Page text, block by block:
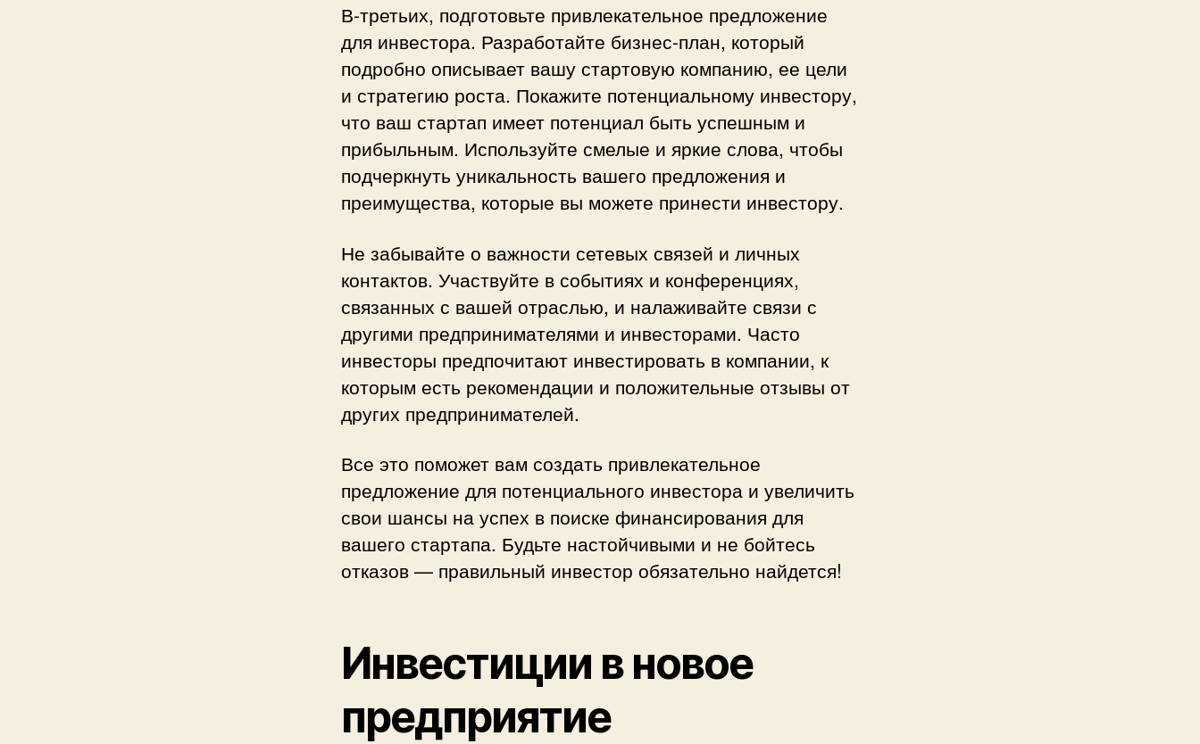
В-третьих, подготовьте привлекательное предложение
для инвестора. Разработайте бизнес-план, который
подробно описывает вашу стартовую компанию, ее цели
и стратегию роста. Покажите потенциальному инвестору,
что ваш стартап имеет потенциал быть успешным и
прибыльным. Используйте смелые и яркие слова, чтобы
подчеркнуть уникальность вашего предложения и
преимущества, которые вы можете принести инвестору.
Не забывайте о важности сетевых связей и личных
контактов. Участвуйте в событиях и конференциях,
связанных с вашей отраслью, и налаживайте связи с
другими предпринимателями и инвесторами. Часто
инвесторы предпочитают инвестировать в компании, к
которым есть рекомендации и положительные отзывы от
других предпринимателей.
Все это поможет вам создать привлекательное
предложение для потенциального инвестора и увеличить
свои шансы на успех в поиске финансирования для
вашего стартапа. Будьте настойчивыми и не бойтесь
отказов — правильный инвестор обязательно найдется!
Инвестиции в новое
предприятие